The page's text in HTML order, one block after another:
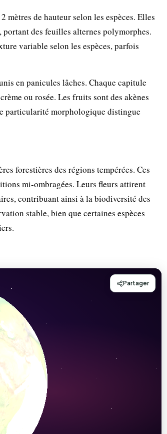
mètres de hauteur selon les espèces. Elles
portant des feuilles alternes polymorphes.
variable selon les espèces, parfois
en panicules lâches. Chaque capitule
ou rosée. Les fruits sont des akènes
particularité morphologique distingue
forestières des régions tempérées. Ces
mi-ombragées. Leurs fleurs attirent
contribuant ainsi à la biodiversité des
stable, bien que certaines espèces